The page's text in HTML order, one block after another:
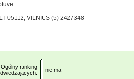
05112, VILNIUS (5) 2427348
Ogólny ranking
nie ma